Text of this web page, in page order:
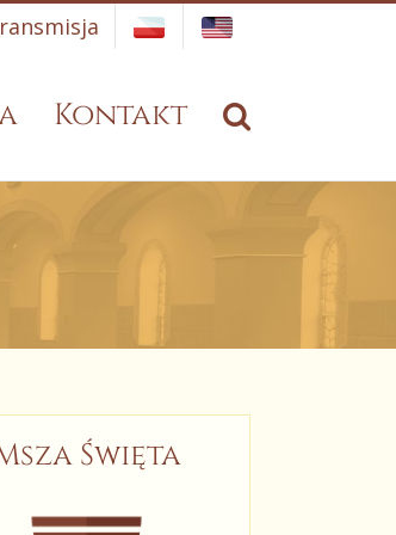
Kontakt
Święta